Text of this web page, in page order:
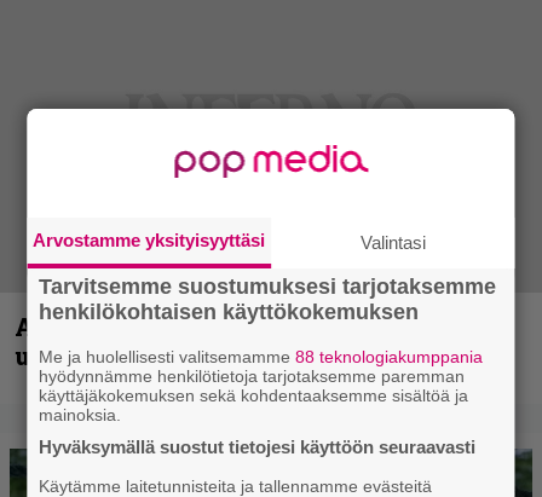
Anthrax vie katsojat keikkatunnelmiin
uudella videollaan
Arvostamme yksityisyyttäsi Valintasi
Tarvitsemme suostumuksesi tarjotaksemme
henkilökohtaisen käyttökokemuksen
Me ja huolellisesti valitsemamme88 teknologiakumppania
hyödynnämme henkilötietoja tarjotaksemme paremman
käyttäjäkokemuksen sekä kohdentaaksemme sisältöä ja
mainoksia.
Hyväksymällä suostut tietojesi käyttöön seuraavasti
Käytämme laitetunnisteita ja tallennamme evästeitä